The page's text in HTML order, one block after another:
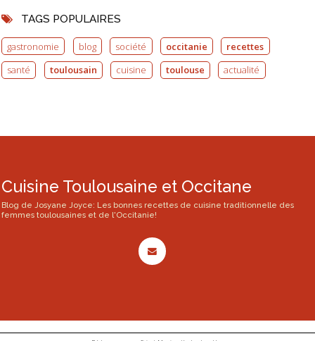
TAGS POPULAIRES
gastronomie blog société occitanie
recettes
santé
toulousain cuisine toulouse actualité
Cuisine Toulousaine et Occitane
Blog de Josyane Joyce: Les bonnes recettes de cuisine traditionnelle des
femmes toulousaines et de l'Occitanie!